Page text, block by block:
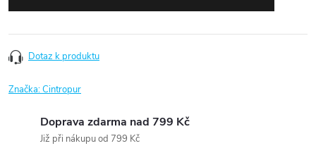
Dotaz k produktu
Značka:Cintropur
Doprava zdarma nad 799 Kč
Již při nákupu od 799 Kč